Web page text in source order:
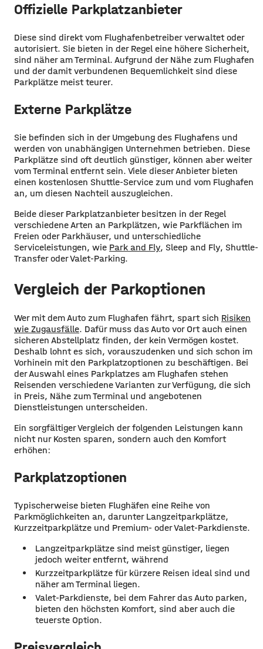
Offizielle Parkplatzanbieter
Diese sind direkt vom Flughafenbetreiber verwaltet oder
autorisiert. Sie bieten in der Regel eine höhere Sicherheit,
sind näher am Terminal. Aufgrund der Nähe zum Flughafen
und der damit verbundenen Bequemlichkeit sind diese
Parkplätze meist teurer.
Externe Parkplätze
Sie befinden sich in der Umgebung des Flughafens und
werden von unabhängigen Unternehmen betrieben. Diese
Parkplätze sind oft deutlich günstiger, können aber weiter
vom Terminal entfernt sein. Viele dieser Anbieter bieten
einen kostenlosen Shuttle-Service zum und vom Flughafen
an, um diesen Nachteil auszugleichen.
Beide dieser Parkplatzanbieter besitzen in der Regel
verschiedene Arten an Parkplätzen, wie Parkflächen im
Freien oder Parkhäuser, und unterschiedliche
Serviceleistungen, wie Park and Fly, Sleep and Fly, Shuttle-
Transfer oder Valet-Parking.
Vergleich der Parkoptionen
Wer mit dem Auto zum Flughafen fährt, spart sich Risiken
wie Zugausfälle. Dafür muss das Auto vor Ort auch einen
sicheren Abstellplatz finden, der kein Vermögen kostet.
Deshalb lohnt es sich, vorauszudenken und sich schon im
Vorhinein mit den Parkplatzoptionen zu beschäftigen. Bei
der Auswahl eines Parkplatzes am Flughafen stehen
Reisenden verschiedene Varianten zur Verfügung, die sich
in Preis, Nähe zum Terminal und angebotenen
Dienstleistungen unterscheiden.
Ein sorgfältiger Vergleich der folgenden Leistungen kann
nicht nur Kosten sparen, sondern auch den Komfort
erhöhen:
Parkplatzoptionen
Typischerweise bieten Flughäfen eine Reihe von
Parkmöglichkeiten an, darunter Langzeitparkplätze,
Kurzzeitparkplätze und Premium- oder Valet-Parkdienste.
Langzeitparkplätze sind meist günstiger, liegen
jedoch weiter entfernt, während
Kurzzeitparkplätze für kürzere Reisen ideal sind und
näher am Terminal liegen.
Valet-Parkdienste, bei dem Fahrer das Auto parken,
bieten den höchsten Komfort, sind aber auch die
teuerste Option.